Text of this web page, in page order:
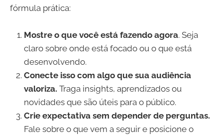
fórmula prática:
Mostre o que você está fazendo agora. Seja
claro sobre onde está focado ou o que está
desenvolvendo.
Conecte isso com algo que sua audiência
valoriza. Traga insights, aprendizados ou
novidades que são úteis para o público.
Crie expectativa sem depender de perguntas.
Fale sobre o que vem a seguir e posicione o